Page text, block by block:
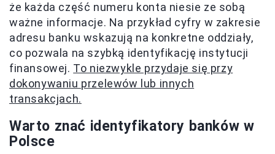
że każda część numeru konta niesie ze sobą
ważne informacje. Na przykład cyfry w zakresie
adresu banku wskazują na konkretne oddziały,
co pozwala na szybką identyfikację instytucji
finansowej. To niezwykle przydaje się przy
dokonywaniu przelewów lub innych
transakcjach.
Warto znać identyfikatory banków w
Polsce